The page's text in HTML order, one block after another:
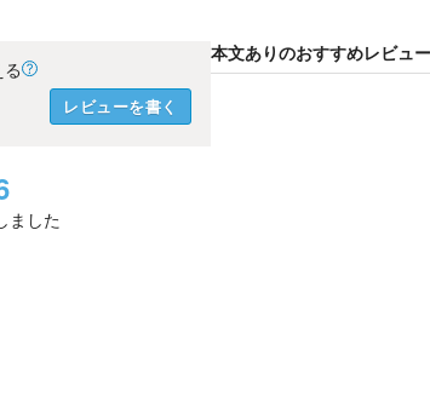
レビューを書く
ました
本文ありのおすすめレビュー